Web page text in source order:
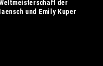
der
und Emily Kuper